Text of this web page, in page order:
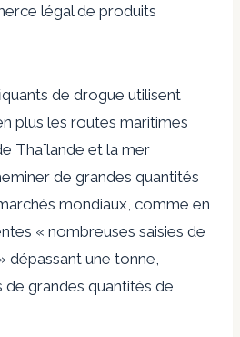
légal de produits
de drogue utilisent
plus les routes maritimes
Thaïlande et la mer
de grandes quantités
mondiaux, comme en
« nombreuses saisies de
dépassant une tonne,
grandes quantités de